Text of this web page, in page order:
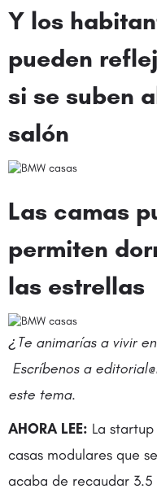
Y los
pueden
si se suben
salón
Las camas
permiten
las estrellas
¿Te animarías a vivir
Escríbenos a
este tema.
AHORA LEE: La
casas modulares que
acaba de recaudar